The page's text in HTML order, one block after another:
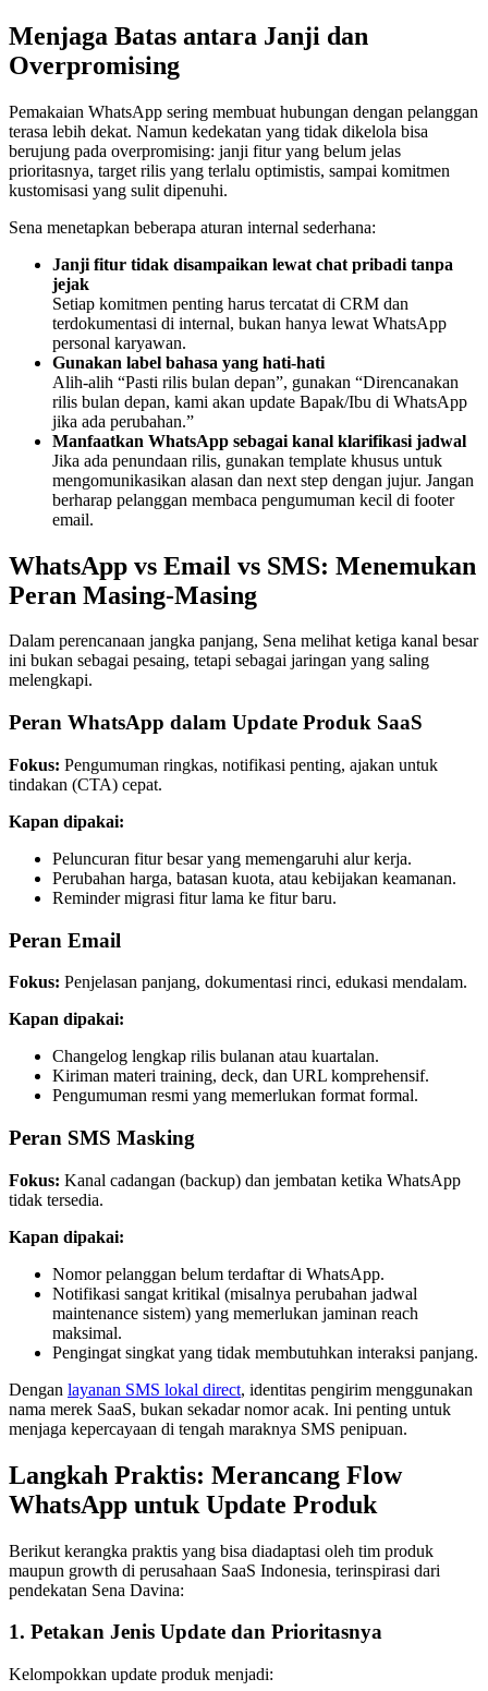
Menjaga Batas antara Janji dan
Overpromising
Pemakaian WhatsApp sering membuat hubungan dengan pelanggan
terasa lebih dekat. Namun kedekatan yang tidak dikelola bisa
berujung pada overpromising: janji fitur yang belum jelas
prioritasnya, target rilis yang terlalu optimistis, sampai komitmen
kustomisasi yang sulit dipenuhi.
Sena menetapkan beberapa aturan internal sederhana:
Janji fitur tidak disampaikan lewat chat pribadi tanpa
jejak
Setiap komitmen penting harus tercatat di CRM dan
terdokumentasi di internal, bukan hanya lewat WhatsApp
personal karyawan.
Gunakan label bahasa yang hati-hati
Alih-alih “Pasti rilis bulan depan”, gunakan “Direncanakan
rilis bulan depan, kami akan update Bapak/Ibu di WhatsApp
jika ada perubahan.”
Manfaatkan WhatsApp sebagai kanal klarifikasi jadwal
Jika ada penundaan rilis, gunakan template khusus untuk
mengomunikasikan alasan dan next step dengan jujur. Jangan
berharap pelanggan membaca pengumuman kecil di footer
email.
WhatsApp vs Email vs SMS: Menemukan
Peran Masing-Masing
Dalam perencanaan jangka panjang, Sena melihat ketiga kanal besar
ini bukan sebagai pesaing, tetapi sebagai jaringan yang saling
melengkapi.
Peran WhatsApp dalam Update Produk SaaS
Fokus: Pengumuman ringkas, notifikasi penting, ajakan untuk
tindakan (CTA) cepat.
Kapan dipakai:
Peluncuran fitur besar yang memengaruhi alur kerja.
Perubahan harga, batasan kuota, atau kebijakan keamanan.
Reminder migrasi fitur lama ke fitur baru.
Peran Email
Fokus: Penjelasan panjang, dokumentasi rinci, edukasi mendalam.
Kapan dipakai:
Changelog lengkap rilis bulanan atau kuartalan.
Kiriman materi training, deck, dan URL komprehensif.
Pengumuman resmi yang memerlukan format formal.
Peran SMS Masking
Fokus: Kanal cadangan (backup) dan jembatan ketika WhatsApp
tidak tersedia.
Kapan dipakai:
Nomor pelanggan belum terdaftar di WhatsApp.
Notifikasi sangat kritikal (misalnya perubahan jadwal
maintenance sistem) yang memerlukan jaminan reach
maksimal.
Pengingat singkat yang tidak membutuhkan interaksi panjang.
Dengan layanan SMS lokal direct, identitas pengirim menggunakan
nama merek SaaS, bukan sekadar nomor acak. Ini penting untuk
menjaga kepercayaan di tengah maraknya SMS penipuan.
Langkah Praktis: Merancang Flow
WhatsApp untuk Update Produk
Berikut kerangka praktis yang bisa diadaptasi oleh tim produk
maupun growth di perusahaan SaaS Indonesia, terinspirasi dari
pendekatan Sena Davina:
1. Petakan Jenis Update dan Prioritasnya
Kelompokkan update produk menjadi: